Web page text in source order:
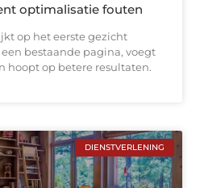
optimalisatie fouten
op het eerste gezicht
bestaande pagina, voegt
hoopt op betere resultaten.
DIENSTVERLENING